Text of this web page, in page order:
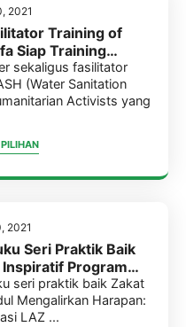
2021
Training of
Siap Training
sekaligus fasilitator
(Water Sanitation
Activists yang
2021
Seri Praktik Baik
Inspiratif Program
seri praktik baik Zakat
Mengalirkan Harapan:
LAZ ...